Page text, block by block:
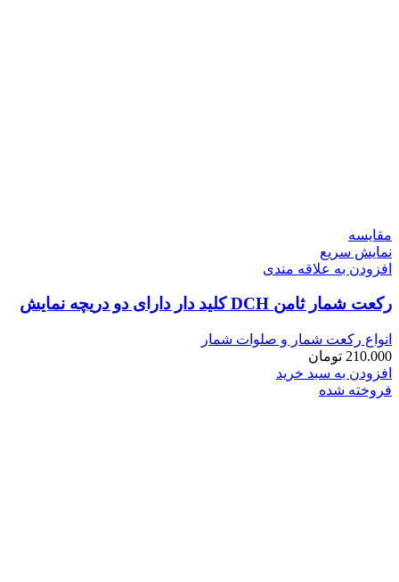
مقايسه
نمایش سریع
افزودن به علاقه مندی
رکعت شمار ثامن DCH کلید دار دارای دو دریچه نمایش
انواع رکعت شمار و صلوات شمار
210.000 تومان
افزودن به سبد خرید
فروخته شده